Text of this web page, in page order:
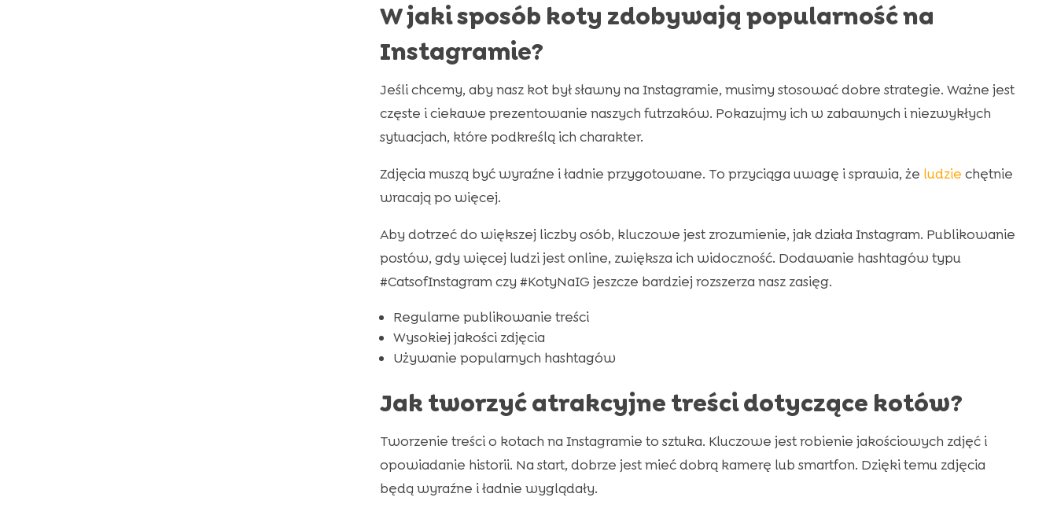
W jaki sposób koty zdobywają popularność na
Instagramie?
Jeśli chcemy, aby nasz kot był sławny na Instagramie, musimy stosować dobre strategie. Ważne jest
częste i ciekawe prezentowanie naszych futrzaków. Pokazujmy ich w zabawnych i niezwykłych
sytuacjach, które podkreślą ich charakter.
Zdjęcia muszą być wyraźne i ładnie przygotowane. To przyciąga uwagę i sprawia, że ludzie chętnie
wracają po więcej.
Aby dotrzeć do większej liczby osób, kluczowe jest zrozumienie, jak działa Instagram. Publikowanie
postów, gdy więcej ludzi jest online, zwiększa ich widoczność. Dodawanie hashtagów typu
#CatsofInstagram czy #KotyNaIG jeszcze bardziej rozszerza nasz zasięg.
Regularne publikowanie treści
Wysokiej jakości zdjęcia
Używanie popularnych hashtagów
Jak tworzyć atrakcyjne treści dotyczące kotów?
Tworzenie treści o kotach na Instagramie to sztuka. Kluczowe jest robienie jakościowych zdjęć i
opowiadanie historii. Na start, dobrze jest mieć dobrą kamerę lub smartfon. Dzięki temu zdjęcia
będą wyraźne i ładnie wyglądały.